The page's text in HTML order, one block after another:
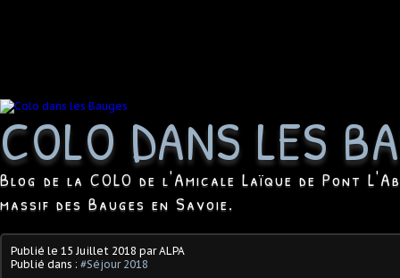
COLO DANS LES
Blog de la COLO de l'Amicale Laïque de Pont
massif des Bauges en Savoie.
Publié le 15 Juillet 2018 par ALPA
Publié dans : #Séjour 2018